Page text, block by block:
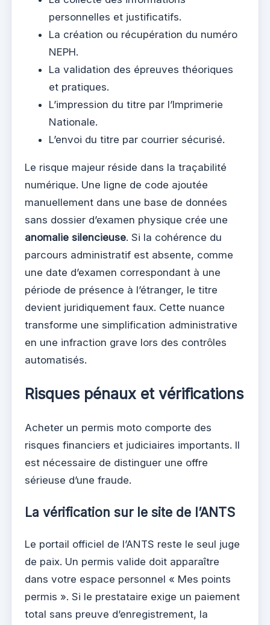
personnelles et justificatifs.
La création ou récupération du numéro
NEPH.
La validation des épreuves théoriques
et pratiques.
L’impression du titre par l’Imprimerie
Nationale.
L’envoi du titre par courrier sécurisé.
Le risque majeur réside dans la traçabilité
numérique. Une ligne de code ajoutée
manuellement dans une base de données
sans dossier d’examen physique crée une
anomalie silencieuse. Si la cohérence du
parcours administratif est absente, comme
une date d’examen correspondant à une
période de présence à l’étranger, le titre
devient juridiquement faux. Cette nuance
transforme une simplification administrative
en une infraction grave lors des contrôles
automatisés.
Risques pénaux et vérifications
Acheter un permis moto comporte des
risques financiers et judiciaires importants. Il
est nécessaire de distinguer une offre
sérieuse d’une fraude.
La vérification sur le site de l’ANTS
Le portail officiel de l’ANTS reste le seul juge
de paix. Un permis valide doit apparaître
dans votre espace personnel « Mes points
permis ». Si le prestataire exige un paiement
total sans preuve d’enregistrement, la